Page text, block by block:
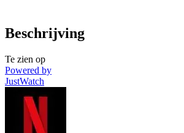
Beschrijving
Te zien op
Powered by
JustWatch